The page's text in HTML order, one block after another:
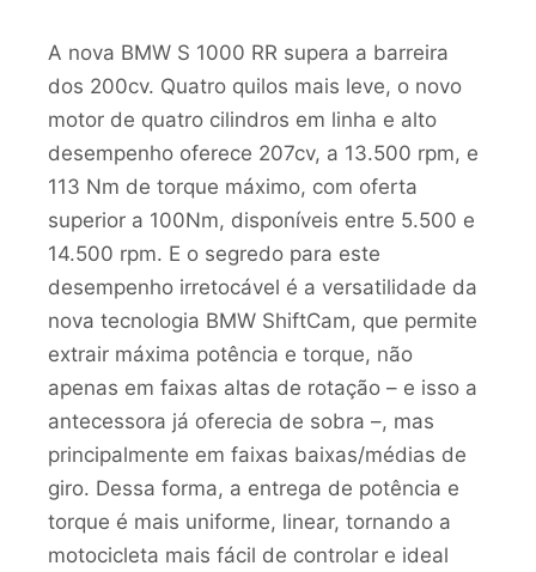
A nova BMW S 1000 RR supera a barreira
dos 200cv. Quatro quilos mais leve, o novo
motor de quatro cilindros em linha e alto
desempenho oferece 207cv, a 13.500 rpm, e
113 Nm de torque máximo, com oferta
superior a 100Nm, disponíveis entre 5.500 e
14.500 rpm. E o segredo para este
desempenho irretocável é a versatilidade da
nova tecnologia BMW ShiftCam, que permite
extrair máxima potência e torque, não
apenas em faixas altas de rotação – e isso a
antecessora já oferecia de sobra –, mas
principalmente em faixas baixas/médias de
giro. Dessa forma, a entrega de potência e
torque é mais uniforme, linear, tornando a
motocicleta mais fácil de controlar e ideal